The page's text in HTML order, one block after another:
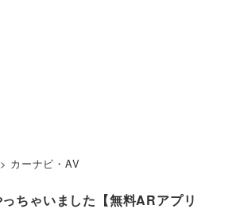
> カーナビ・AV
ちゃいました【無料ARアプリ